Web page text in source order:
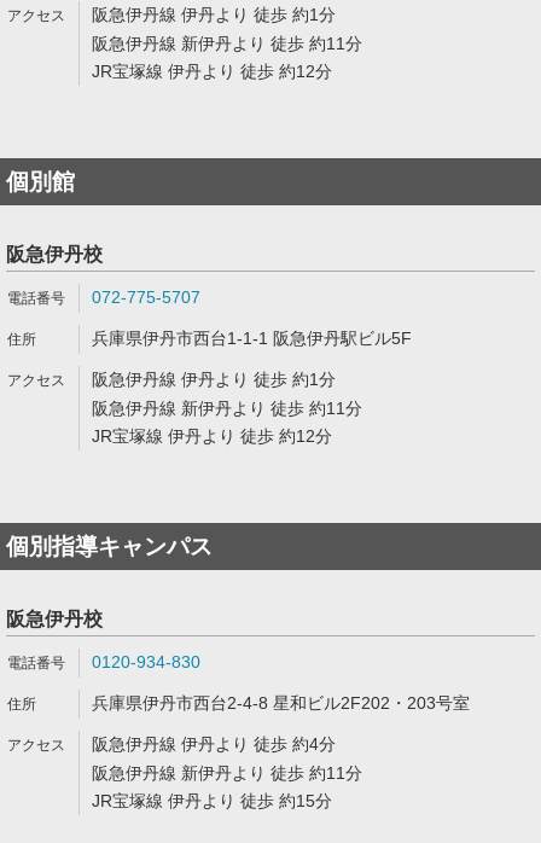
阪急伊丹線 伊丹より 徒歩 約1分
阪急伊丹線 新伊丹より 徒歩 約11分
JR宝塚線 伊丹より 徒歩 約12分
個別館
阪急伊丹校
072-775-5707
兵庫県伊丹市西台1-1-1 阪急伊丹駅ビル5F
阪急伊丹線 伊丹より 徒歩 約1分
阪急伊丹線 新伊丹より 徒歩 約11分
JR宝塚線 伊丹より 徒歩 約12分
個別指導キャンパス
阪急伊丹校
0120-934-830
兵庫県伊丹市西台2-4-8 星和ビル2F202・203号室
阪急伊丹線 伊丹より 徒歩 約4分
阪急伊丹線 新伊丹より 徒歩 約11分
JR宝塚線 伊丹より 徒歩 約15分